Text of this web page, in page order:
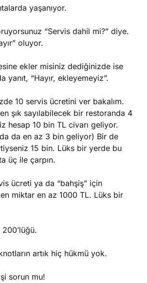
yaşanıyor.
“Servis dahil mi?” diye.
oluyor.
ekler misiniz dediğinizde ise
yanıt, “Hayır, ekleyemeyiz”.
10 servis ücretini ver bakalım.
şık sayılabilecek bir restoranda 4
hesap 10 bin TL civarı geliyor.
da en az 3 bin geliyor) Bir de
15 bin. Lüks bir yerde bu
üç ile çarpın.
ücreti ya da “bahşiş” için
miktar en az 1000 TL. Lüks bir
200’lüğü.
artık hiç hükmü yok.
sorun mu!